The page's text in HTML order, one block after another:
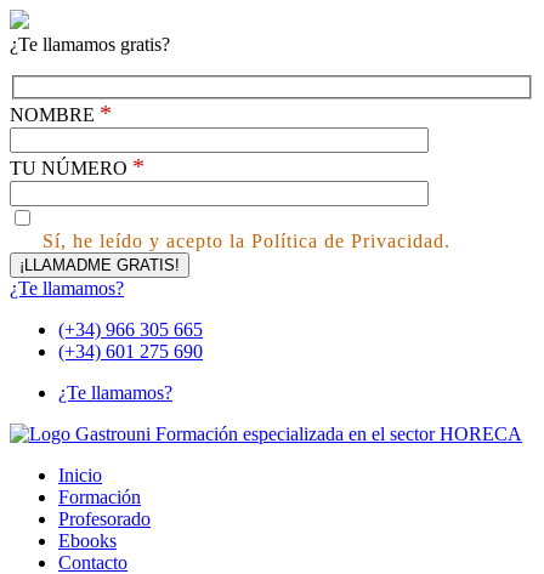
¿Te llamamos gratis?
NOMBRE *
TU NÚMERO *
Sí, he leído y acepto la Política de Privacidad.
¿Te llamamos?
(+34) 966 305 665
(+34) 601 275 690
¿Te llamamos?
Inicio
Formación
Profesorado
Ebooks
Contacto